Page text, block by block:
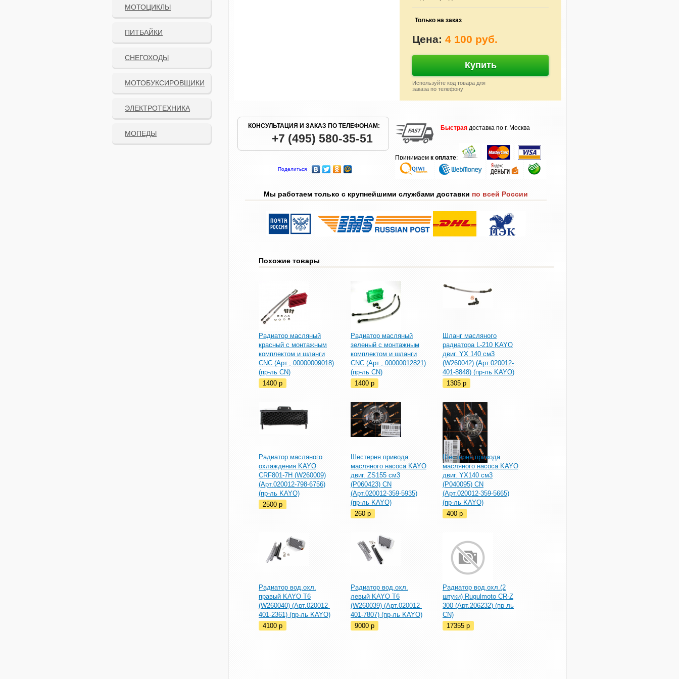
МОТОЦИКЛЫ
ПИТБАЙКИ
СНЕГОХОДЫ
МОТОБУКСИРОВЩИКИ
ЭЛЕКТРОТЕХНИКА
МОПЕДЫ
Только на заказ
Цена: 4 100 руб.
Купить
Используйте код товара для
заказа по телефону
КОНСУЛЬТАЦИЯ И ЗАКАЗ ПО ТЕЛЕФОНАМ:
+7 (495) 580-35-51
Поделиться
Быстрая доставка по г. Москва
Принимаем к оплате:
Мы работаем только с крупнейшими службами доставки по всей России
Похожие товары
Радиатор масляный
красный с монтажным
комплектом и шланги
CNC (Арт., 00000009018)
(пр-ль CN)
1400 p
Радиатор масляный
зеленый с монтажным
комплектом и шланги
CNC (Арт., 00000012821)
(пр-ль CN)
1400 p
Шланг масляного
радиатора L-210 KAYO
двиг. YX 140 см3
(W260042) (Арт.020012-
401-8848) (пр-ль KAYO)
1305 p
Радиатор масляного
охлаждения KAYO
CRF801-7H (W260009)
(Арт.020012-798-6756)
(пр-ль KAYO)
2500 p
Шестерня привода
масляного насоса KAYO
двиг. ZS155 см3
(P060423) CN
(Арт.020012-359-5935)
(пр-ль KAYO)
260 p
Шестерня привода
масляного насоса KAYO
двиг. YX140 см3
(P040095) CN
(Арт.020012-359-5665)
(пр-ль KAYO)
400 p
Радиатор вод.охл.
правый KAYO Т6
(W260040) (Арт.020012-
401-2361) (пр-ль KAYO)
4100 p
Радиатор вод.охл.
левый KAYO Т6
(W260039) (Арт.020012-
401-7807) (пр-ль KAYO)
9000 p
Радиатор вод.охл.(2
штуки) Rugulmoto CR-Z
300 (Арт.206232) (пр-ль
CN)
17355 p